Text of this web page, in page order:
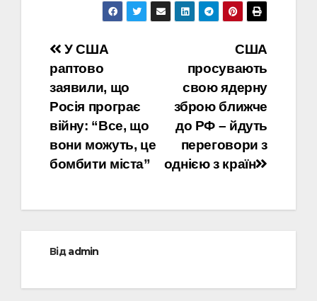
Навігація
записів
США
просувають
свою ядерну
зброю ближче
до РФ – йдуть
переговори з
однією з країн
У США
раптово
заявили, що
Росія програє
війну: “Все, що
вони можуть, це
бомбити міста”
Відadmin